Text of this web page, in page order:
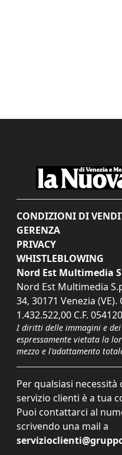
CONDIZIONI DI
GERENZA
PRIVACY
WHISTLEBLOWING
Nord Est Multimedia
Nord Est Multimedia
34, 30171 Venezia (VE).
1.432.522,00 C.F.
I diritti delle immagini e
espressamente vietata la
mezzo e l'adattamento
Per qualsiasi
servizio clienti è a tua
Puoi contattarci al
scrivendo una mail a